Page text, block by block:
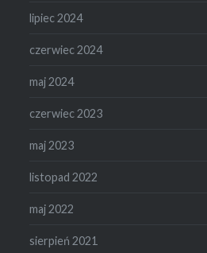
lipiec 2024
czerwiec 2024
maj 2024
czerwiec 2023
maj 2023
listopad 2022
maj 2022
sierpień 2021